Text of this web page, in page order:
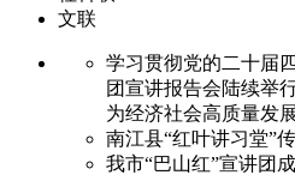
文联
学习贯彻党的二十届
团宣讲报告会陆续举
为经济社会高质量发
南江县“红叶讲习堂”
我市“巴山红”宣讲团